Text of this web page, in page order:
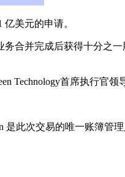
美元的申请。
合并完成后获得十分之
Technology首席执行官领
是此次交易的唯一账簿管理